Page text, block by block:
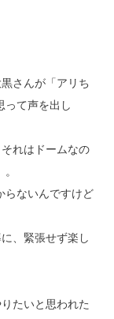
さんが「アリち
って声を出し
れはドームなの
らないんですけど
、緊張せず楽し
たいと思われた